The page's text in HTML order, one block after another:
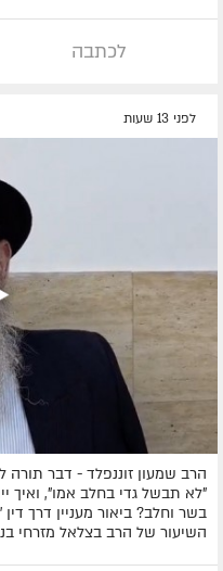
לכתבה
לפני 13 שעות
הרב שמעון זוננפלד - דבר
"לא תבשל גדי בחלב אמו", ואיך
בשר וחלב? ביאור מעניין דרך
השיעור של הרב בצלאל מזרחי